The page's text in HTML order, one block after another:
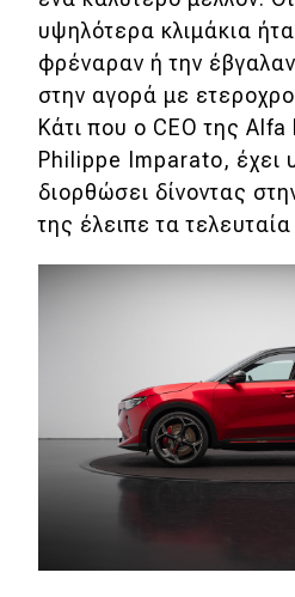
υψηλότερα κλιμάκια
φρέναραν ή την
στην αγορά με
Κάτι που ο CEO της
Philippe Imparato, έχει
διορθώσει δίνοντας
της έλειπε τα